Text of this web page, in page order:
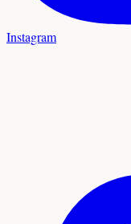
Instagram